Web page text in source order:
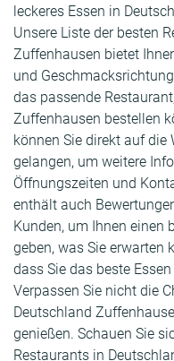
leckeres Essen in
Unsere Liste der besten
Zuffenhausen bietet
und
das passende
Zuffenhausen bestellen
können Sie direkt auf die
gelangen, um weitere
Öffnungszeiten und
enthält auch
Kunden, um Ihnen einen
geben, was Sie erwarten
dass Sie das beste
Verpassen Sie nicht die
Deutschland
genießen. Schauen Sie
Restaurants in